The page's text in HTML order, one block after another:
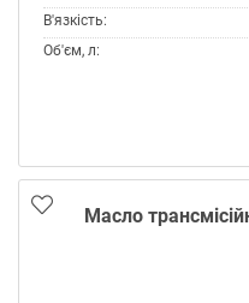
В'язкість:
Об'єм, л:
Тип контейнера:
Масло